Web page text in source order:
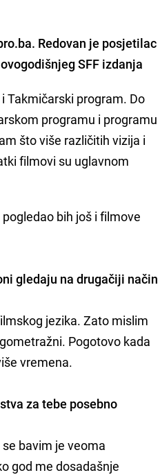
Redovan je posjetilac
SFF izdanja
Takmičarski program. Do
programu i programu
što više različitih vizija i
filmovi su uglavnom
bih još i filmove
gledaju na drugačiji način
jezika. Zato mislim
Pogotovo kada
vremena.
za tebe posebno
bavim je veoma
god me dosadašnje